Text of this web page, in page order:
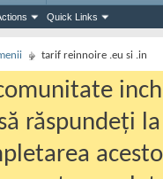
Quick Links
tarif reinnoire .eu si .in
răspundeți